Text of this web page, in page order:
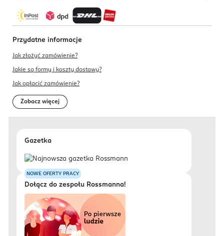
Przydatne informacje
Jak złożyć zamówienie?
Jakie są formy i koszty dostawy?
Jak opłacić zamówienie?
Zobacz więcej
Gazetka
NOWE OFERTY PRACY
Dołącz do zespołu Rossmanna!